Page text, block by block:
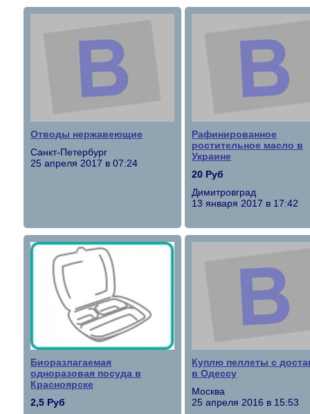
Отводы нержавеющие
Санкт-Петербург
25 апреля 2017 в 07:24
Рафинированное
ростительное масло в
Украине
20 Руб
Димитровград
13 января 2017 в 17:42
Биоразлагаемая
одноразовая посуда в
Красноярске
2,5 Руб
Куплю пеллеты с
в Одессу
Москва
25 апреля 2016 в 15:53